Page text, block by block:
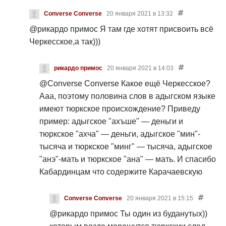
всех. Это еще раз доказывает что это чисто
карачаевская аланская порода, еще 2 тыс лет назад
гунно Аланский союз когда завоевывали Европу, а
Католонцы,это и порода лошади это и порода
Аланских, собак что ныне в Испании и карачаевской
породы боевых собак Самыр и Парий которые тоже
в свое время были записаны как северокавказская
Converse Converse 20 января 2021 в 13:32
@рикардо примосЯ там где хотят присвоить всё
Черкесское,а так)))
рикардо примос 20 января 2021 в 14:03
@Converse ConverseКакое ещё Черкесское?
Ааа, поэтому половина слов в адыгском языке
имеют тюркское происхождение? Приведу
пример: адыгское "ахъше" — деньги и
тюркское "ахча" — деньги, адыгское "мин"-
тысяча и тюркское "минг" — тысяча, адыгское
"анэ"-мать и тюркское "ана" — мать. И спасибо
Кабардинцам что содержите Карачаевскую
Converse Converse 20 января 2021 в 15:15
@рикардо примосТы один из буданутых))